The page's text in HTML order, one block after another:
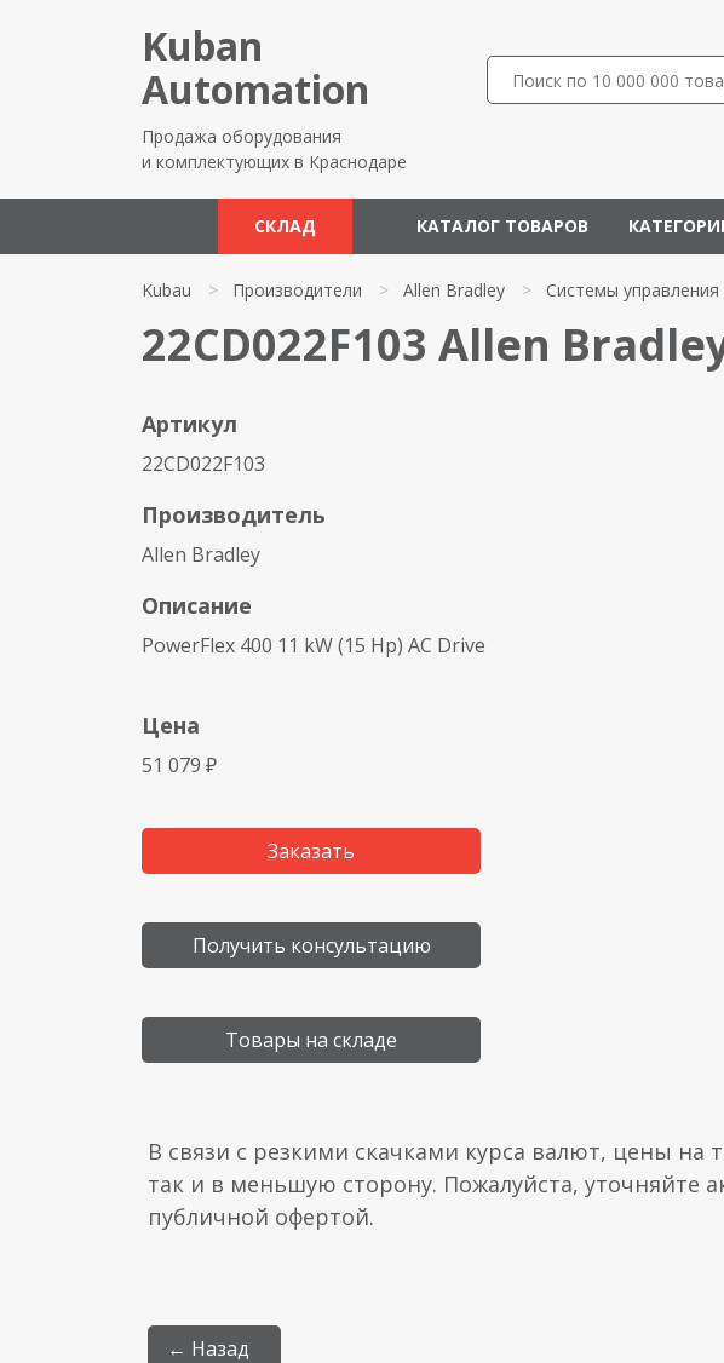
Kuban
Automation
Продажа оборудования
и комплектующих в Краснодаре
СКЛАД КАТАЛОГ ТОВАРОВ
Kubau > Производители > Allen Bradley > Системы
22CD022F103 Allen
Артикул
22CD022F103
Производитель
Allen Bradley
Описание
PowerFlex 400 11 kW (15 Hp) AC Drive
Цена
51 079 ₽
Заказать
Получить консультацию
Товары на складе
В связи с резкими скачками курса валют, цены
так и в меньшую сторону. Пожалуйста,
публичной офертой.
← Назад